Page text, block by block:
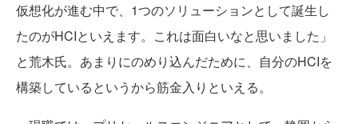
仮想化が進む中で、1つのソリューションとして誕生し
たのがHCIといえます。これは面白いなと思いました」
と荒木氏。あまりにのめり込んだために、自分のHCIを
構築しているというから筋金入りといえる。